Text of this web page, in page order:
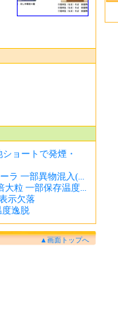
ョートで発煙・
ラ 一部異物混入(...
大粒 一部保存温度...
示欠落
度逸脱
▲画面トップへ